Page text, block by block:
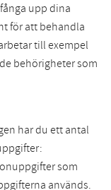
upp dina
för att behandla
till exempel
behörigheter som
har du ett antal
som
används.